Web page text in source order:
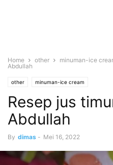
Home other minuman-ice
Abdullah
other minuman-ice cream
Resep jus
Abdullah
By dimas - Mei 16, 2022